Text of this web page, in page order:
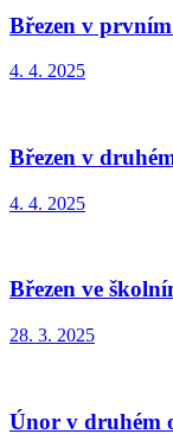
Březen v
4. 4. 2025
Březen v
4. 4. 2025
Březen ve
28. 3. 2025
Únor v druhém